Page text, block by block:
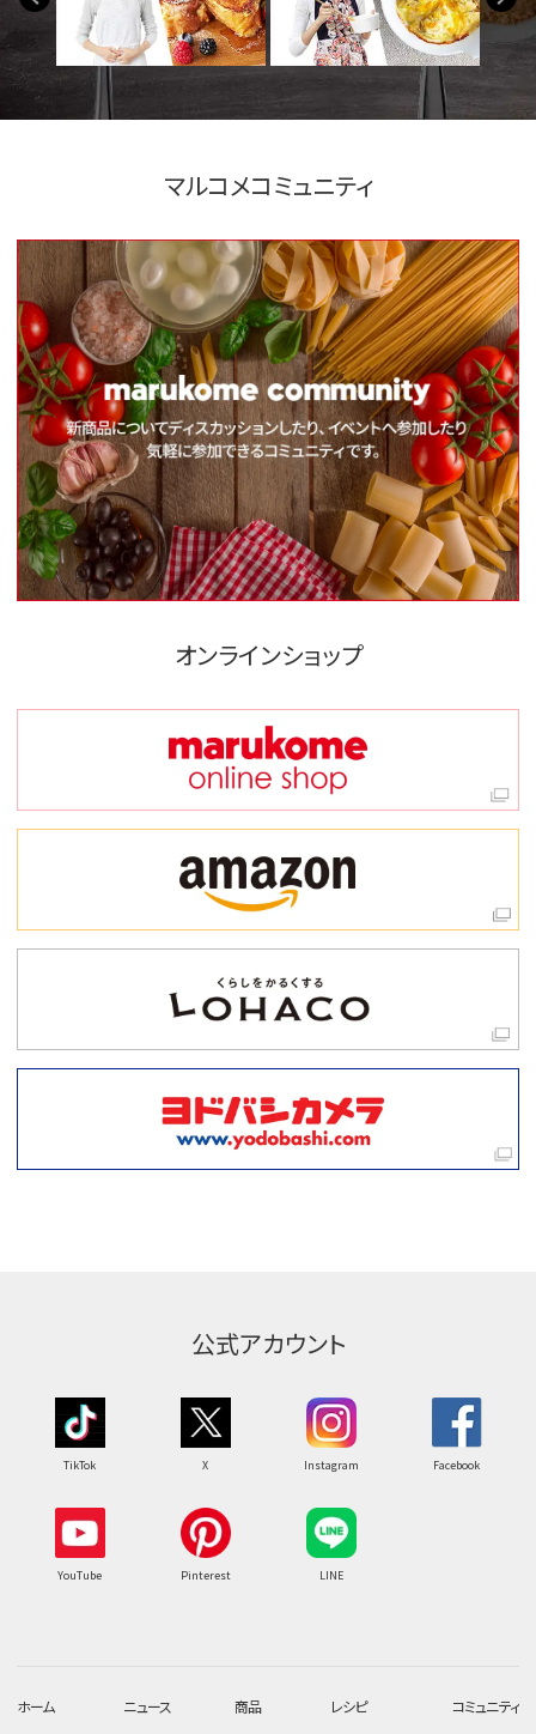
マルコメコミュニティ
オンラインショップ
公式アカウント
TikTok X Instagram Facebook
YouTube Pinterest LINE
ホーム ニュース 商品 レシピ コミュニティ